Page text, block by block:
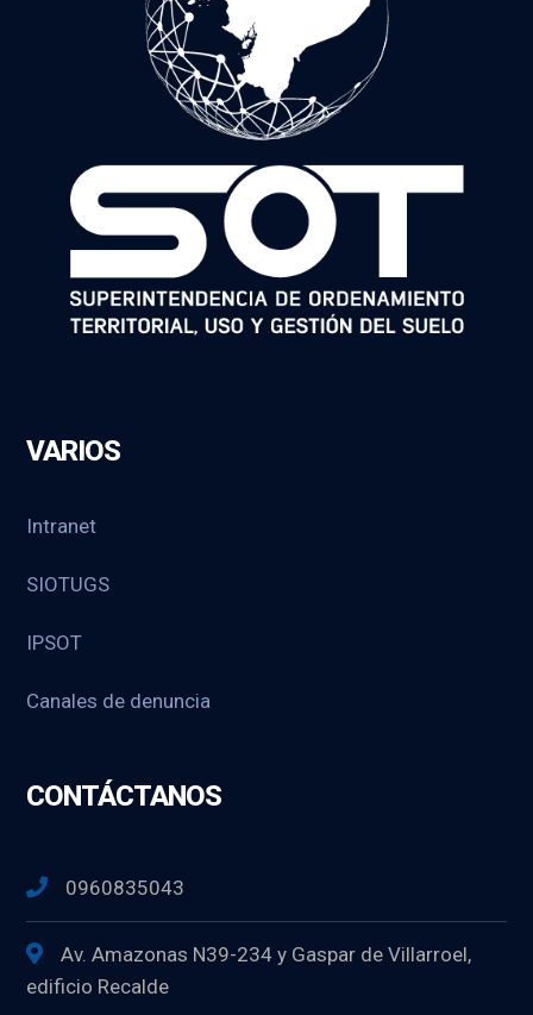
VARIOS
Intranet
SIOTUGS
IPSOT
Canales de denuncia
CONTÁCTANOS
0960835043
Av. Amazonas N39-234 y Gaspar de Villarroel,
edificio Recalde